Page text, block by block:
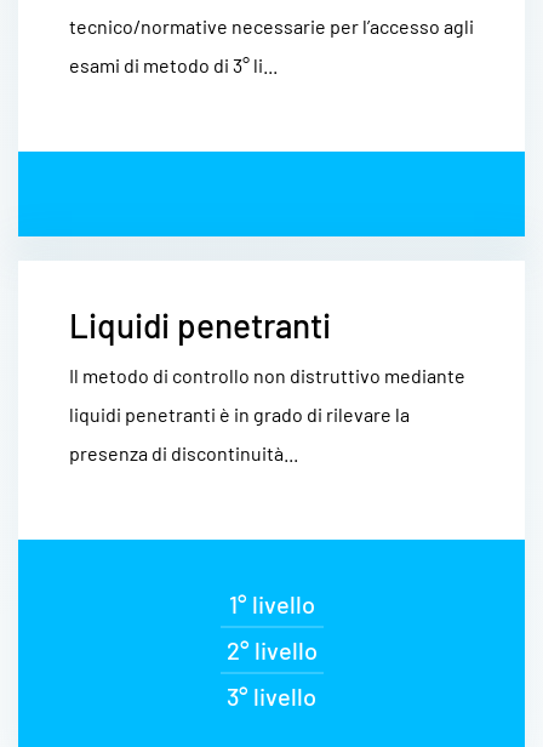
tecnico/normative necessarie per l’accesso agli
esami di metodo di 3° li...
Liquidi penetranti
Il metodo di controllo non distruttivo mediante
liquidi penetranti è in grado di rilevare la
presenza di discontinuità...
1° livello
2° livello
3° livello